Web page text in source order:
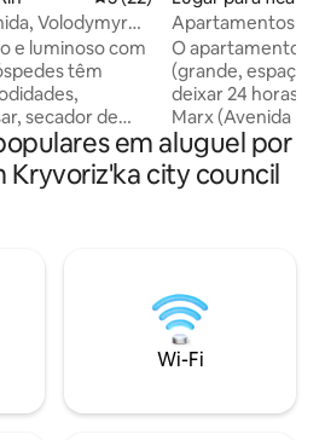
Volodymyr
e luminoso com
têm
secador de
água
Por acordo
ferro de passar,
recipiente de
e
A
Apartamentos
Marks
O apartamento
(grande,
deixar 24 horas ',
Marx (Avenida
novo, está
necessário para
confortáveis:
Shevchenko, a 3
Osvobozhdeniya.
restaurantes,
próximos.
em aluguel por
city council
Wi-Fi